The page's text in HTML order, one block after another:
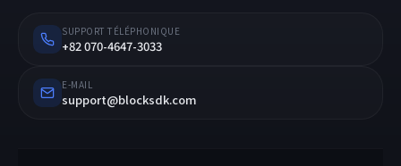
SUPPORT TÉLÉPHONIQUE
+82 070-4647-3033
E-MAIL
support@blocksdk.com